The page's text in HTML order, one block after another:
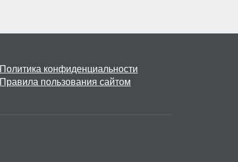
Политика конфиденциальности
Правила пользования сайтом